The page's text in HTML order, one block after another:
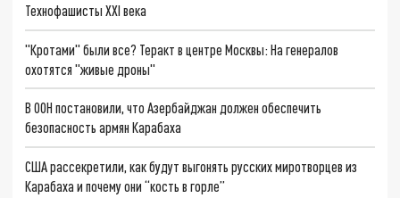
Технофашисты XXI века
"Кротами" были все? Теракт в центре Москвы: На генералов
охотятся "живые дроны"
В ООН постановили, что Азербайджан должен обеспечить
безопасность армян Карабаха
США рассекретили, как будут выгонять русских миротворцев из
Карабаха и почему они “кость в горле”